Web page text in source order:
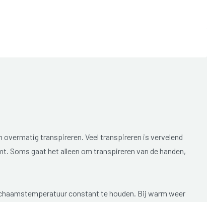
transpireren. Veel transpireren is vervelend
Soms gaat het alleen om transpireren van de handen,
constant te houden. Bij warm weer